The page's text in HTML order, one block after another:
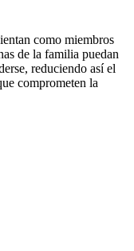
como miembros
de la familia puedan
reduciendo así el
comprometen la